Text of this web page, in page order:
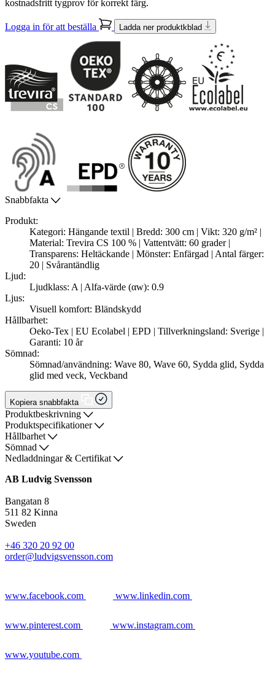
kostnadsfritt tygprov för korrekt färg.
Logga in för att beställa Ladda ner produktkblad
Snabbfakta
Produkt:
Kategori: Hängande textil | Bredd: 300 cm | Vikt: 320 g/m² |
Material: Trevira CS 100 % | Vattentvätt: 60 grader |
Transparens: Heltäckande | Mönster: Enfärgad | Antal färger:
20 | Svårantändlig
Ljud:
Ljudklass: A | Alfa-värde (αw): 0.9
Ljus:
Visuell komfort: Bländskydd
Hållbarhet:
Oeko-Tex | EU Ecolabel | EPD | Tillverkningsland: Sverige |
Garanti: 10 år
Sömnad:
Sömnad/användning: Wave 80, Wave 60, Sydda glid, Sydda
glid med veck, Veckband
Kopiera snabbfakta
Produktbeskrivning
Produktspecifikationer
Hållbarhet
Sömnad
Nedladdningar & Certifikat
AB Ludvig Svensson
Bangatan 8
511 82 Kinna
Sweden
+46 320 20 92 00
order@ludvigsvensson.com
www.facebook.com www.linkedin.com
www.pinterest.com www.instagram.com
www.youtube.com